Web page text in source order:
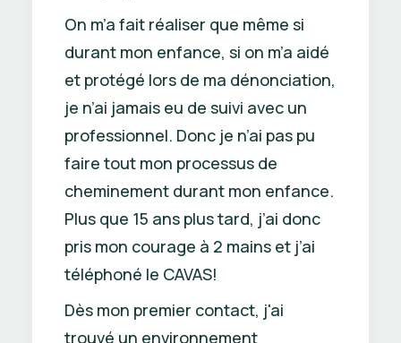
On m’a fait réaliser que même si
durant mon enfance, si on m’a aidé
et protégé lors de ma dénonciation,
je n’ai jamais eu de suivi avec un
professionnel. Donc je n’ai pas pu
faire tout mon processus de
cheminement durant mon enfance.
Plus que 15 ans plus tard, j’ai donc
pris mon courage à 2 mains et j’ai
téléphoné le CAVAS!
Dès mon premier contact, j'ai
trouvé un environnement